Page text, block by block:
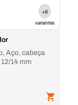
+6
variantes
Aço, cabeça
14 mm